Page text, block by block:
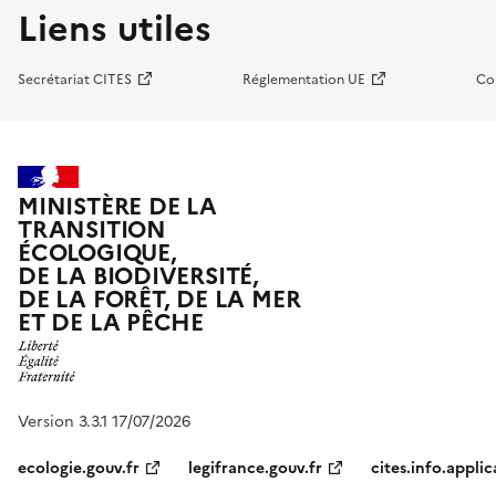
Liens utiles
Secrétariat CITES Réglementation UE
MINISTÈRE DE LA
TRANSITION
ÉCOLOGIQUE,
DE LA BIODIVERSITÉ,
DE LA FORÊT, DE LA MER
ET DE LA PÊCHE
Version 3.3.1 17/07/2026
ecologie.gouv.fr
legifrance.gouv.fr